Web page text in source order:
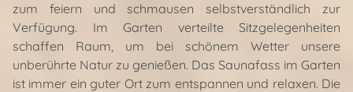
zum feiern und schmausen selbstverständlich zur
Verfügung. Im Garten verteilte Sitzgelegenheiten
schaffen Raum, um bei schönem Wetter unsere
unberührte Natur zu genießen. Das Saunafass im Garten
ist immer ein guter Ort zum entspannen und relaxen. Die